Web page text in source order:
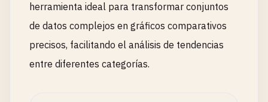
herramienta ideal para transformar conjuntos
de datos complejos en gráficos comparativos
precisos, facilitando el análisis de tendencias
entre diferentes categorías.